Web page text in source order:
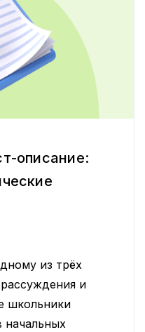
описание:
из трёх
и
школьники
начальных